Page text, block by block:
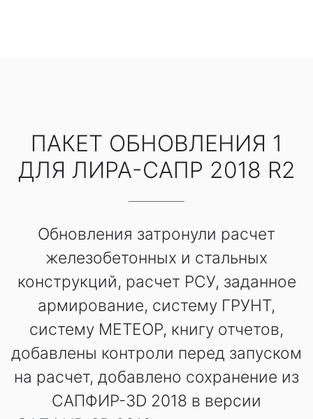
ПАКЕТ ОБНОВЛЕНИЯ 1
ДЛЯ ЛИРА-САПР 2018 R2
Обновления затронули расчет
железобетонных и стальных
конструкций, расчет РСУ, заданное
армирование, систему ГРУНТ,
систему МЕТЕОР, книгу отчетов,
добавлены контроли перед запуском
на расчет, добавлено сохранение из
САПФИР-3D 2018 в версии